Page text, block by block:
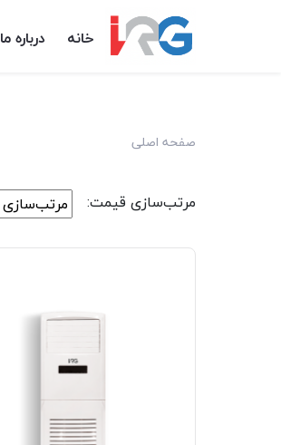
خانه درباره ما
صفحه اصلی
مرتب‌سازی قیمت: